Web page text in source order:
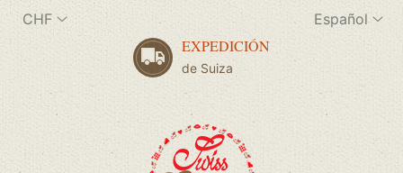
CHF Español
EXPEDICIÓN
de Suiza